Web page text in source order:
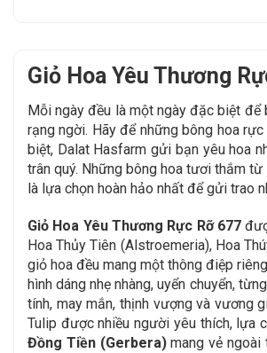
Giỏ Hoa Yêu Thương
Mỗi ngày đều là một ngày đặc biệt
rạng ngời. Hãy để những bông hoa
biệt, Dalat Hasfarm gửi bạn yêu hoa
trân quý. Những bông hoa tươi thắm
là lựa chọn hoàn hảo nhất để gửi trao
Giỏ Hoa Yêu Thương Rực Rỡ 677
Hoa Thủy Tiên (Alstroemeria), Hoa
giỏ hoa đều mang một thông điệp
hình dáng nhẹ nhàng, uyển chuyển,
tính, may mắn, thịnh vượng và vương
Tulip được nhiều người yêu thích, lựa
Đồng Tiền (Gerbera)mang vẻ